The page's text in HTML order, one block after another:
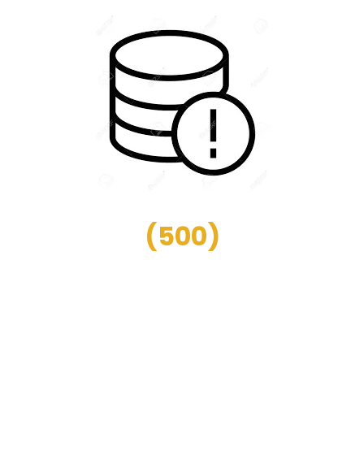
(500)